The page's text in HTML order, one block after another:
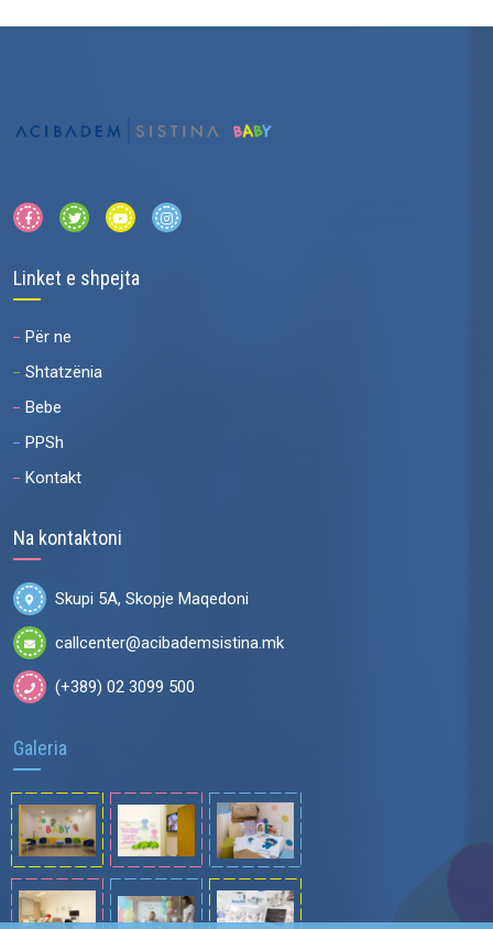
Linket e shpejta
Për ne
Shtatzënia
Bebe
PPSh
Kontakt
Na kontaktoni
Skupi 5A, Skopje Maqedoni
callcenter@acibademsistina.mk
(+389) 02 3099 500
Galeria